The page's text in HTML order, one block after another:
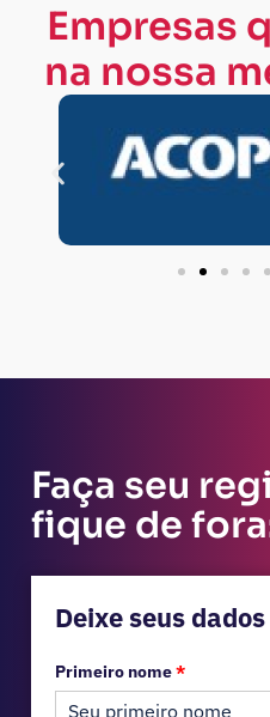
Empresas
na nossa
Faça seu
fique de
Deixe seus
Primeiro nome*